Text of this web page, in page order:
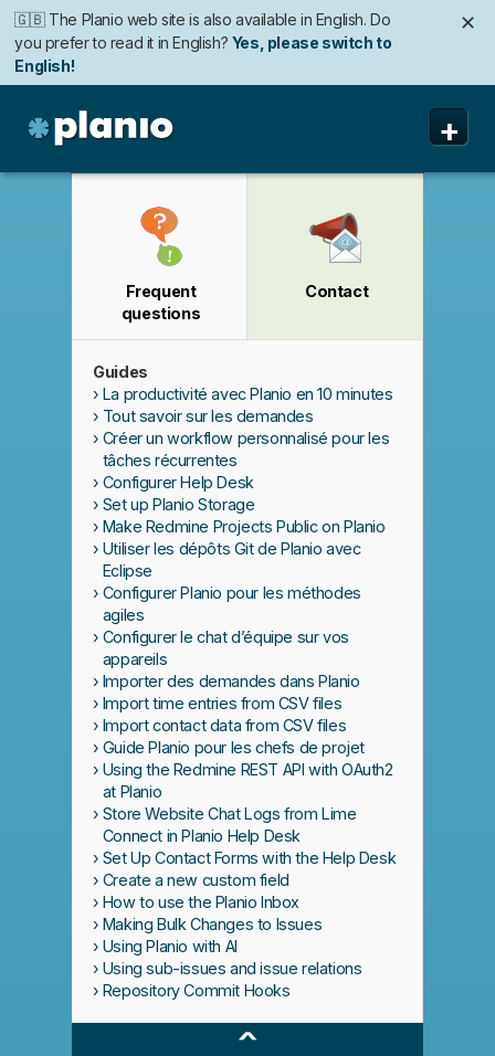
🇬🇧 The Planio web site is also available in English. Do
you prefer to read it in English? Yes, please switch to
English!
✕
Möchten Sie lieber auf Deutsch weiterlesen?
Deutsch wechseln!
✕
本語での表示がお好みですか?
✕
+
A propos
Assistance
Frequent
questions
Contact
Guides
La productivité avec Planio en 10 minutes
Tout savoir sur les demandes
Créer un workflow personnalisé pour les
tâches récurrentes
Configurer Help Desk
Set up Planio Storage
Make Redmine Projects Public on Planio
Utiliser les dépôts Git de Planio avec
Eclipse
Configurer Planio pour les méthodes
agiles
Configurer le chat d’équipe sur vos
appareils
Importer des demandes dans Planio
Import time entries from CSV files
Import contact data from CSV files
Guide Planio pour les chefs de projet
Using the Redmine REST API with OAuth2
at Planio
Store Website Chat Logs from Lime
Connect in Planio Help Desk
Set Up Contact Forms with the Help Desk
Create a new custom field
How to use the Planio Inbox
Making Bulk Changes to Issues
Using Planio with AI
Using sub-issues and issue relations
Repository Commit Hooks
^